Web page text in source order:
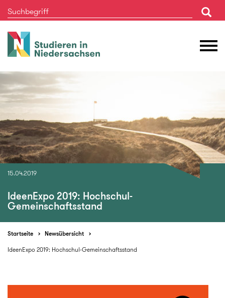
Studieren
in
15.04.2019
IdeenExpo 2019: Hochschul-
Gemeinschaftsstand
Startseite
Newsübersicht
IdeenExpo 2019: Hochschul-Gemeinschaftsstand